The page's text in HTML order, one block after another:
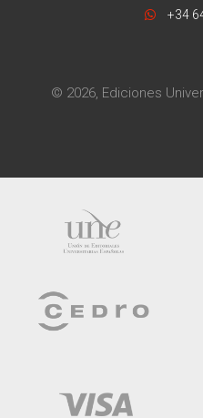
+34
© 2026, Ediciones